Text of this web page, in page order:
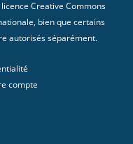
Creative Commons
, bien que certains
autorisés séparément.
compte